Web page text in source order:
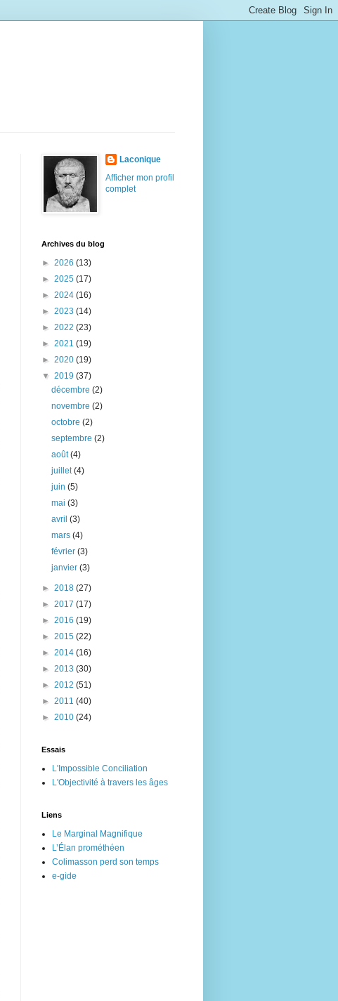
Laconique
Afficher mon profil
complet
Archives du blog
► 2026 (13)
► 2025 (17)
► 2024 (16)
► 2023 (14)
► 2022 (23)
► 2021 (19)
► 2020 (19)
▼ 2019 (37)
décembre(2)
novembre(2)
octobre(2)
septembre(2)
août(4)
juillet(4)
juin(5)
mai(3)
avril(3)
mars(4)
février(3)
janvier(3)
► 2018 (27)
► 2017 (17)
► 2016 (19)
► 2015 (22)
► 2014 (16)
► 2013 (30)
► 2012 (51)
► 2011 (40)
► 2010 (24)
Essais
L'Impossible Conciliation
L'Objectivité à travers les âges
Liens
Le Marginal Magnifique
L’Élan prométhéen
Colimasson perd son temps
e-gide